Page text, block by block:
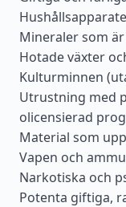
Mineraler som
Hotade växter
Kulturminnen
Utrustning med
olicensierad
Material som
Vapen och
Narkotiska och
Potenta giftiga,